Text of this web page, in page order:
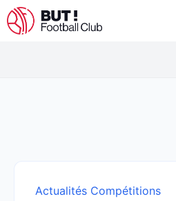
Aller
au
Actualités Compétitions